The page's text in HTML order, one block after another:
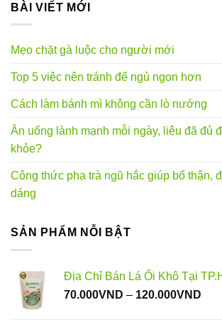
BÀI VIẾT MỚI
Mẹo chặt gà luộc cho người mới
Top 5 việc nên tránh để ngủ ngon hơn
Cách làm bánh mì không cần lò nướng
Ăn uống lành mạnh mỗi ngày, liệu đã đủ
khỏe?
Công thức pha trà ngũ hắc giúp bổ thận,
dáng
SẢN PHẨM NỖI BẬT
Địa Chỉ Bán Lá Ổi Khô Tại
70.000VND – 120.000VND